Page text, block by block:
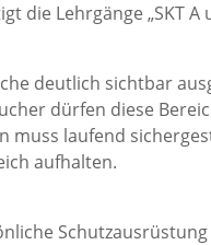
die Lehrgänge „SKT A
deutlich sichtbar
dürfen diese
muss laufend
aufhalten.